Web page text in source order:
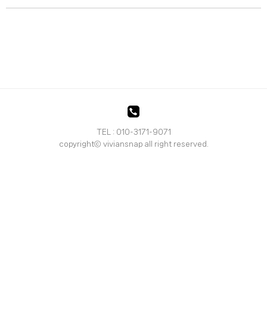
TEL : 010-3171-9071
copyrightⓒ viviansnap all right reserved.